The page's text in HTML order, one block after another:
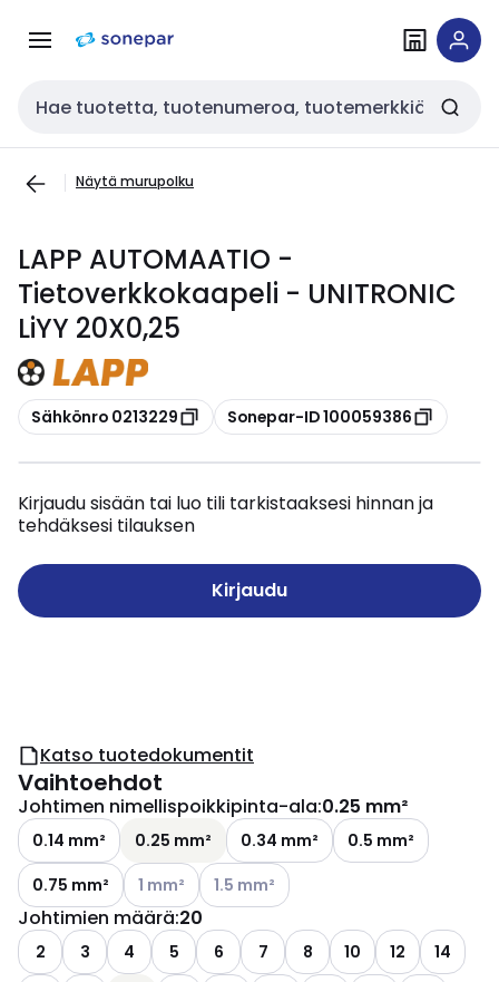
navigointiinsisältöön
Haku
Näytä murupolku
LAPP AUTOMAATIO -
Tietoverkkokaapeli - UNITRONIC
LiYY 20X0,25
Kopioi
Sähkönro 0213229 Kopioi
Sonepar-ID 100059386
Kirjaudu sisään tai luo tili tarkistaaksesi hinnan ja
tehdäksesi tilauksen
Kirjaudu
Katso tuotedokumentit
Vaihtoehdot
Johtimen nimellispoikkipinta-ala:0.25 mm²
0.14 mm² 0.25 mm² 0.34 mm²
0.5 mm²
0.75 mm²
Katso käytettävissä olevat vaihtoehdot
1 mm² Katso käytettävissä olevat
1.5 mm²
Johtimien määrä:20
2 3 4 5 6 7 8 10 12
14